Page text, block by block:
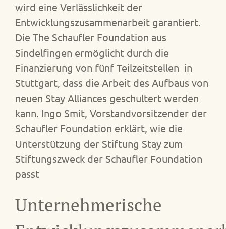
wird eine Verlässlichkeit der
Entwicklungszusammenarbeit garantiert.
Die The Schaufler Foundation aus
Sindelfingen ermöglicht durch die
Finanzierung von fünf Teilzeitstellen in
Stuttgart, dass die Arbeit des Aufbaus von
neuen Stay Alliances geschultert werden
kann. Ingo Smit, Vorstandvorsitzender der
Schaufler Foundation erklärt, wie die
Unterstützung der Stiftung Stay zum
Stiftungszweck der Schaufler Foundation
passt
Unternehmerische